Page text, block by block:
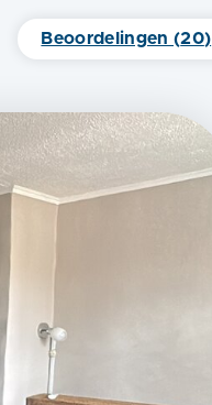
Beoordelingen (20)